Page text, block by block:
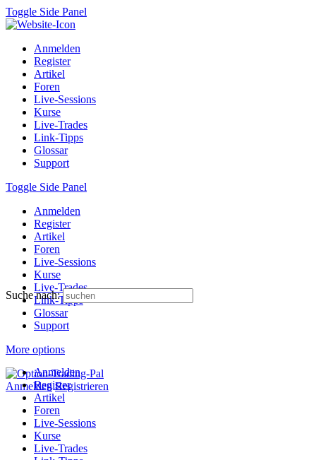
Toggle Side Panel
Anmelden
Register
Artikel
Foren
Live-Sessions
Kurse
Live-Trades
Link-Tipps
Glossar
Support
Toggle Side Panel
Anmelden
Register
Artikel
Foren
Live-Sessions
Kurse
Live-Trades
Link-Tipps
Glossar
Support
More options
Anmelden Registrieren
Suche nach:
Anmelden
Register
Artikel
Foren
Live-Sessions
Kurse
Live-Trades